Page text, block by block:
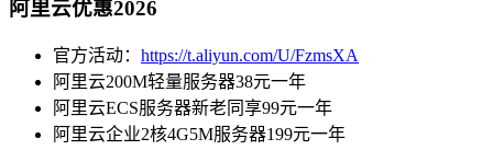
阿里云优惠2026
官方活动： https://t.aliyun.com/U/FzmsXA
阿里云200M轻量服务器38元一年
阿里云ECS服务器新老同享99元一年
阿里云企业2核4G5M服务器199元一年